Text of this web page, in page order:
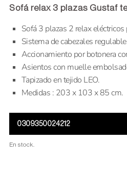
Sofá relax 3 plazas Gustaf
Sofá 3 plazas 2 relax eléctricos
Sistema de cabezales
Accionamiento por botonera
Asientos con muelle
Tapizado en tejido LEO.
Medidas : 203 x 103 x 85 cm.
0309350024212
En stock.